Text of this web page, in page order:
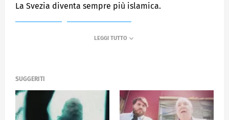
La Svezia diventa sempre più islamica.
SUGGERITI